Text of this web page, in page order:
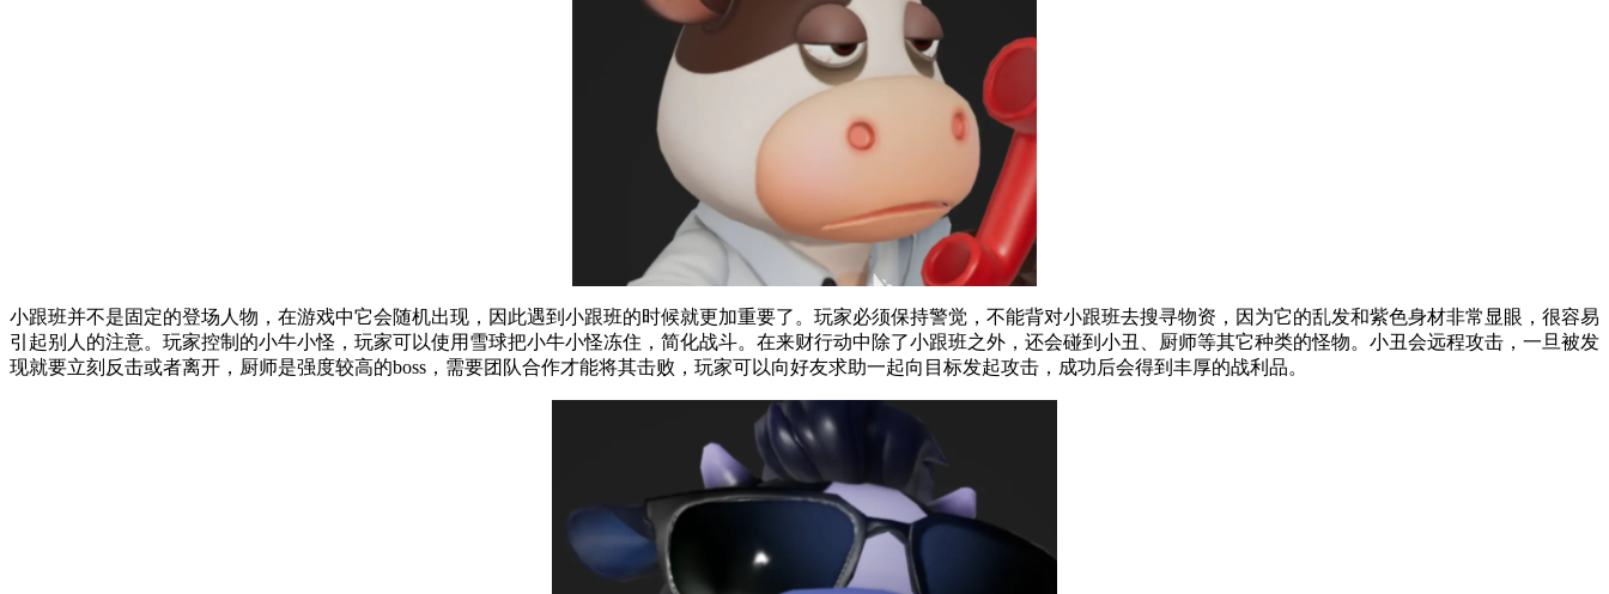
小跟班并不是固定的登场人物，在游戏中它会随机出现，因此遇到小跟班的时候就更加重要了。玩家必须保持警觉，不能背对小跟班去搜寻物资，因为它的乱发和紫色身材非常显眼，很容易
引起别人的注意。玩家控制的小牛小怪，玩家可以使用雪球把小牛小怪冻住，简化战斗。在来财行动中除了小跟班之外，还会碰到小丑、厨师等其它种类的怪物。小丑会远程攻击，一旦被发
现就要立刻反击或者离开，厨师是强度较高的boss，需要团队合作才能将其击败，玩家可以向好友求助一起向目标发起攻击，成功后会得到丰厚的战利品。